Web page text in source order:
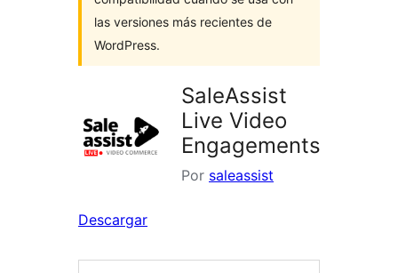
las versiones más recientes de
WordPress.
SaleAssist
Live Video
Engagements
Por saleassist
Descargar